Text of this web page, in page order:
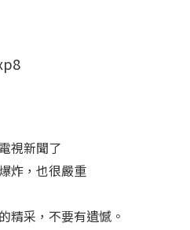
視新聞了
炸，也很嚴重
精采，不要有遺憾。